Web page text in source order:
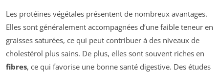
Les protéines végétales présentent de nombreux avantages.
Elles sont généralement accompagnées d’une faible teneur en
graisses saturées, ce qui peut contribuer à des niveaux de
cholestérol plus sains. De plus, elles sont souvent riches en
fibres, ce qui favorise une bonne santé digestive. Des études